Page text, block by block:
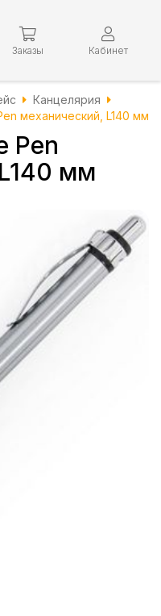
Заказы Кабинет
Канцелярия
механический, L140 мм
Pen
мм